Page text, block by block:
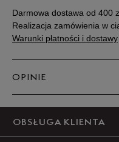
38 23,5 cm
40 25 cm
Darmowa dostawa od 400
Realizacja zamówienia w
Warunki płatności i dostawy
OPINIE
OBSŁUGA KLIENTA